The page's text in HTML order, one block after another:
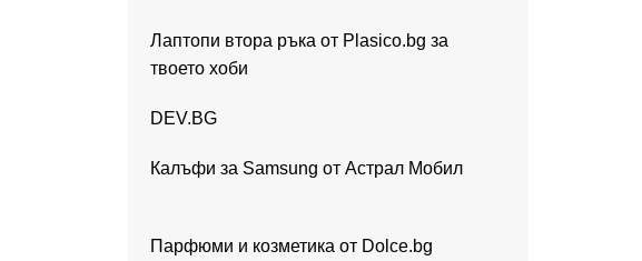
Лаптопи втора ръка от Plasico.bg за
твоето хоби
DEV.BG
Калъфи за Samsung от Астрал Мобил
Парфюми и козметика от Dolce.bg